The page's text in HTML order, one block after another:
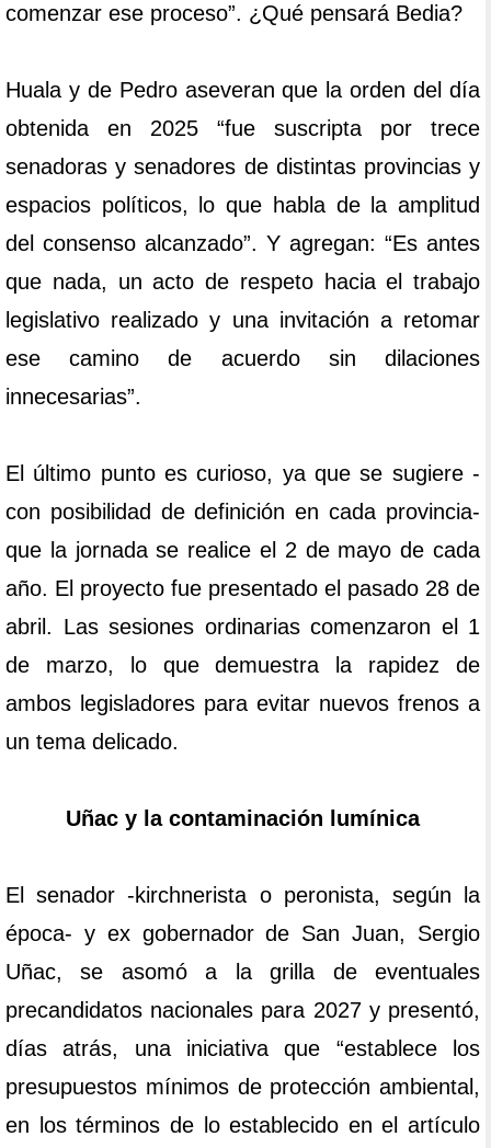
comenzar ese proceso”. ¿Qué pensará Bedia?
Huala y de Pedro aseveran que la orden del día
obtenida en 2025 “fue suscripta por trece
senadoras y senadores de distintas provincias y
espacios políticos, lo que habla de la amplitud
del consenso alcanzado”. Y agregan: “Es antes
que nada, un acto de respeto hacia el trabajo
legislativo realizado y una invitación a retomar
ese camino de acuerdo sin dilaciones
innecesarias”.
El último punto es curioso, ya que se sugiere -
con posibilidad de definición en cada provincia-
que la jornada se realice el 2 de mayo de cada
año. El proyecto fue presentado el pasado 28 de
abril. Las sesiones ordinarias comenzaron el 1
de marzo, lo que demuestra la rapidez de
ambos legisladores para evitar nuevos frenos a
un tema delicado.
Uñac y la contaminación lumínica
El senador -kirchnerista o peronista, según la
época- y ex gobernador de San Juan, Sergio
Uñac, se asomó a la grilla de eventuales
precandidatos nacionales para 2027 y presentó,
días atrás, una iniciativa que “establece los
presupuestos mínimos de protección ambiental,
en los términos de lo establecido en el artículo